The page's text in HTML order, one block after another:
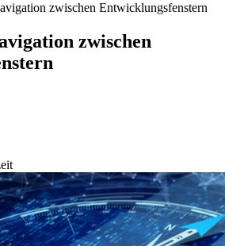
zwischen Entwicklungsfenstern
zwischen